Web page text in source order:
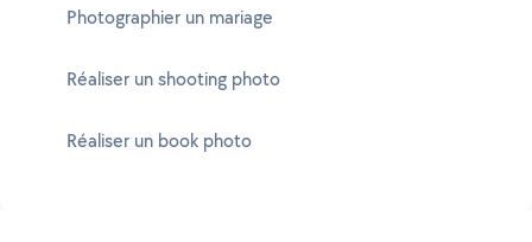
Photographier un mariage
Réaliser un shooting photo
Réaliser un book photo